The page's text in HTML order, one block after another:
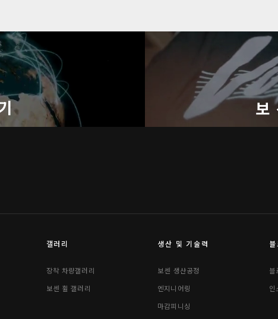
갤러리
장착 차량갤러리
보센 휠 갤러리
생산 및 기술력
보센 생산공정
엔지니어링
마감피니싱
블
인